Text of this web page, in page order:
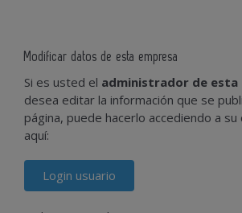
Modificar datos de esta empresa
Si es usted el administrador de esta
desea editar la información que se
página, puede hacerlo accediendo a
aquí:
Login usuario